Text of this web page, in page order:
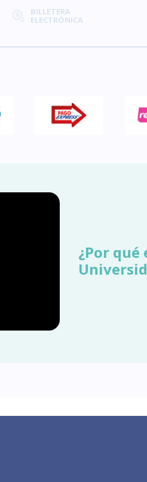
BILLETERA
ELECTRÓNICA
¿Por